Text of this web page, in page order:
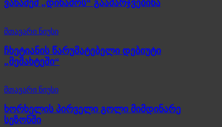
ვაწაძემ „დინამოს“ გაამარჯვებინა
მთავარი ნიუსი
ჩხეტიანის წარუმატებელი დებიუტი
„მეშახტეში“
მთავარი ნიუსი
ხორხელის პირველი გოლი მიმდინარე
სეზონში